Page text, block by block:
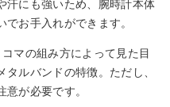
汗にも強いため、腕時計本体
お手入れができます。
マの組み方によって見た目
ルバンドの特徴。ただし、
が必要です。